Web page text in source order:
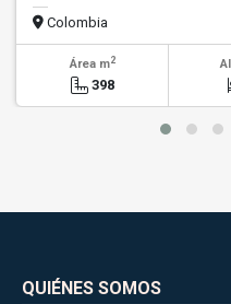
Colombia
Área m2
398
QUIÉNES SOMOS